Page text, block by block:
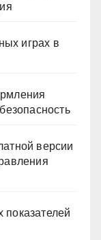
играх в
версии